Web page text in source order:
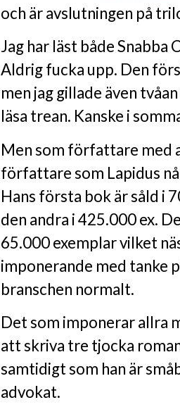
och är avslutningen på
Jag har läst både Snabba
Aldrig fucka upp. Den
men jag gillade även
läsa trean. Kanske i
Men som författare med
författare som Lapidus
Hans första bok är såld i
den andra i 425.000 ex.
65.000 exemplar vilket
imponerande med tanke
branschen normalt.
Det som imponerar allra
att skriva tre tjocka
samtidigt som han är
advokat.